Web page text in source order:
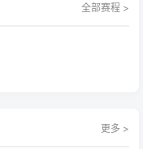
全部赛程 >
更多 >